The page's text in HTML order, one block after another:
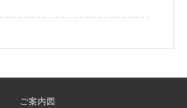
ご案内図